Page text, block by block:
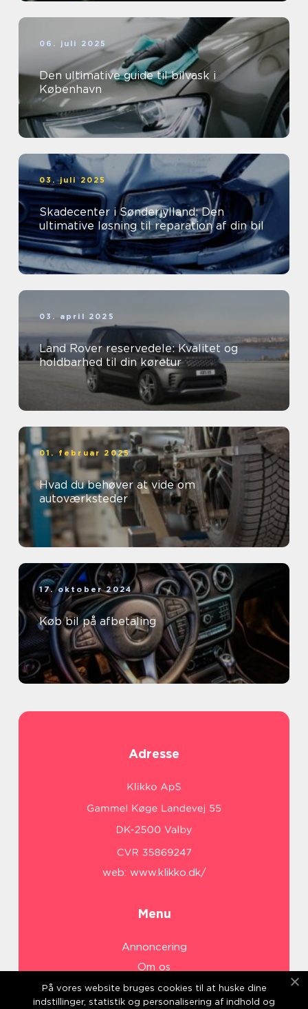
06. juli 2025
Den ultimative guide til bilvask i
København
03. juli 2025
Skadecenter i Sønderjylland: Den
ultimative løsning til reparation af din bil
03. april 2025
Land Rover reservedele: Kvalitet og
holdbarhed til din køretur
01. februar 2025
Hvad du behøver at vide om
autoværksteder
17. oktober 2024
Køb bil på afbetaling
Adresse
web: www.klikko.dk/
Menu
Annoncering
Om os
Cookies
På vores website bruges cookies til at huske dine
indstillinger, statistik og personalisering af indhold og